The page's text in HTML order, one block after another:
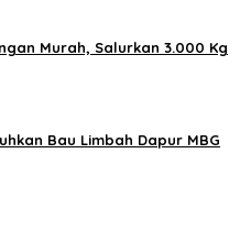
Murah, Salurkan 3.000 Kg
Bau Limbah Dapur MBG